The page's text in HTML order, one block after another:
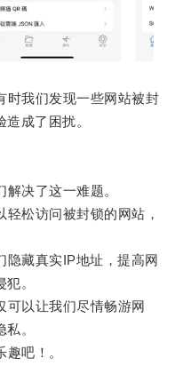
我们发现一些网站被封
成了困扰。
决了这一难题。
松访问被封锁的网站，
藏真实IP地址，提高网
。
以让我们尽情畅游网
。
吧！。